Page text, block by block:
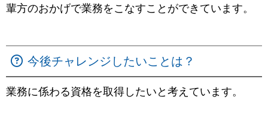
輩方のおかげで業務をこなすことができています。
今後チャレンジしたいことは？
業務に係わる資格を取得したいと考えています。